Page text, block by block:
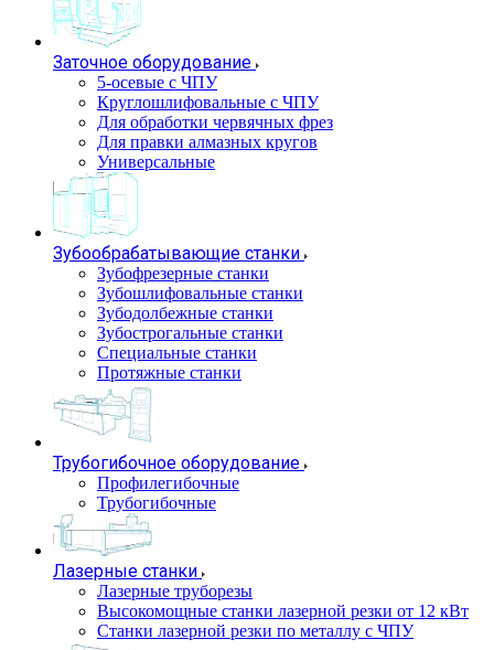
Заточное оборудование
5-осевые с ЧПУ
Круглошлифовальные с ЧПУ
Для обработки червячных фрез
Для правки алмазных кругов
Универсальные
Зубообрабатывающие станки
Зубофрезерные станки
Зубошлифовальные станки
Зубодолбежные станки
Зубострогальные станки
Специальные станки
Протяжные станки
Трубогибочное оборудование
Профилегибочные
Трубогибочные
Лазерные станки
Лазерные труборезы
Высокомощные станки лазерной резки от 12 кВт
Станки лазерной резки по металлу с ЧПУ